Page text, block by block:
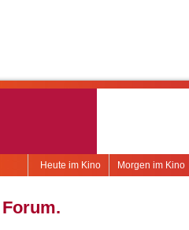
Morgen im Kino
Heute im Kino
Forum.